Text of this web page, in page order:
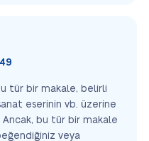
tür bir makale, belirli
eserinin vb. üzerine
Ancak, bu tür bir makale
veya